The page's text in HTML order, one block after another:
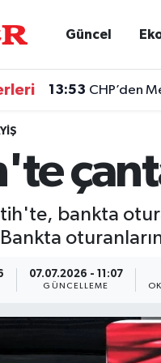
Güncel
13:53 CHP’den
bankta
07.07.2026 - 11:07
GÜNCELLEME
Fikstür